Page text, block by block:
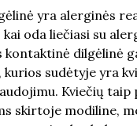
yra alerginės
oda liečiasi su
kontaktinė dilgėlinė
kurios sudėtyje yra
Kviečių taip
skirtoje modiline,